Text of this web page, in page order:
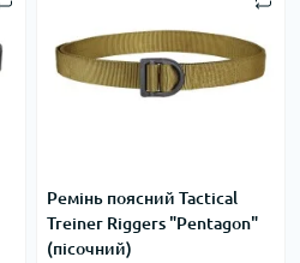
Ремінь поясний Tactical
Treiner Riggers "Pentagon"
(пісочний)